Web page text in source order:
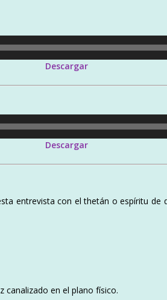
Descargar
Descargar
entrevista con el thetán o espíritu de
canalizado en el plano físico.